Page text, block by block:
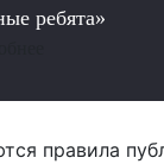
ребята»
правила